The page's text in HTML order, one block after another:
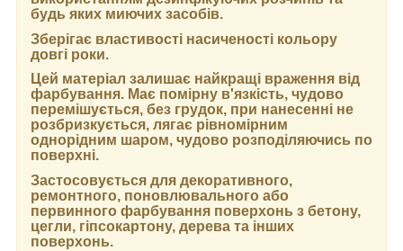
будь яких миючих засобів.
Зберігає властивості насиченості кольору
довгі роки.
Цей матеріал залишає найкращі враження від
фарбування. Має помірну в'язкість, чудово
перемішується, без грудок, при нанесенні не
розбризкується, лягає рівномірним
однорідним шаром, чудово розподіляючись по
поверхні.
Застосовується для декоративного,
ремонтного, поновлювального або
первинного фарбування поверхонь з бетону,
цегли, гіпсокартону, дерева та інших
поверхонь.